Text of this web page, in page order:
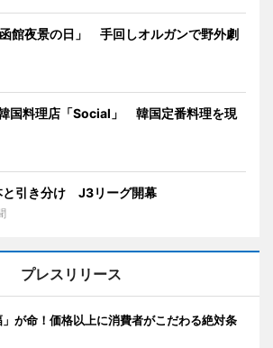
館夜景の日」 手回しオルガンで野外劇
国料理店「Social」 韓国定番料理を現
と引き分け J3リーグ開幕
プレスリリース
が命！価格以上に消費者がこだわる絶対条